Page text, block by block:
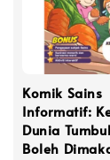
Komik Sains
Informatif:
Dunia
Boleh